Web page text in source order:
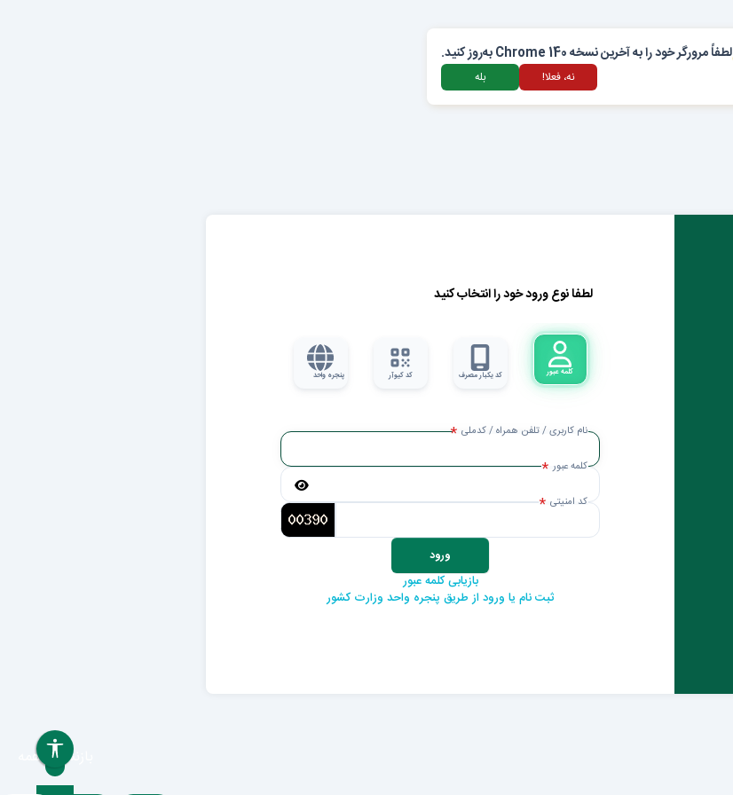
لطفا نوع ورود خود را انتخاب کنید
کلمه عبور کد یکبار مصرف کد کیوآر
پنجره واحد
نام کاربری / تلفن همراه / کدملی
کلمه عبور
کد امنیتی
ورود
بازیابی کلمه عبور
ثبت نام یا ورود از طریق پنجره واحد وزارت کشور
لطفاً مرورگر خود را به آخرین نسخه Chrome 140 به‌روز کنید.
نه، فعلا! بله
بازنشانی همه